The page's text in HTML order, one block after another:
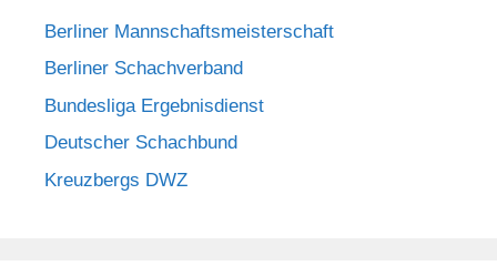
Berliner Mannschaftsmeisterschaft
Berliner Schachverband
Bundesliga Ergebnisdienst
Deutscher Schachbund
Kreuzbergs DWZ